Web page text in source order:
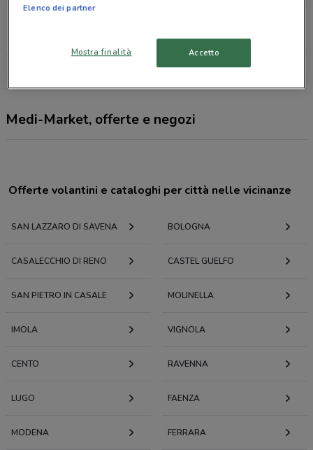
Tutti i negozi Medi-Market
Medi-Market, offerte e negozi
Offerte volantini e cataloghi per città nelle vicinanze
SAN LAZZARO DI SAVENA BOLOGNA
CASALECCHIO DI RENO CASTEL GUELFO
SAN PIETRO IN CASALE MOLINELLA
IMOLA VIGNOLA
CENTO RAVENNA
LUGO FAENZA
MODENA FERRARA
Elenco dei partner
Mostra finalità Accetto